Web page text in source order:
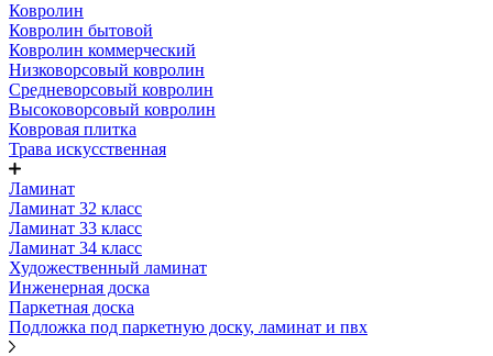
Ковролин
Ковролин бытовой
Ковролин коммерческий
Низковорсовый ковролин
Средневорсовый ковролин
Высоковорсовый ковролин
Ковровая плитка
Трава искусственная
Ламинат
Ламинат 32 класс
Ламинат 33 класс
Ламинат 34 класс
Художественный ламинат
Инженерная доска
Паркетная доска
Подложка под паркетную доску, ламинат и пвх